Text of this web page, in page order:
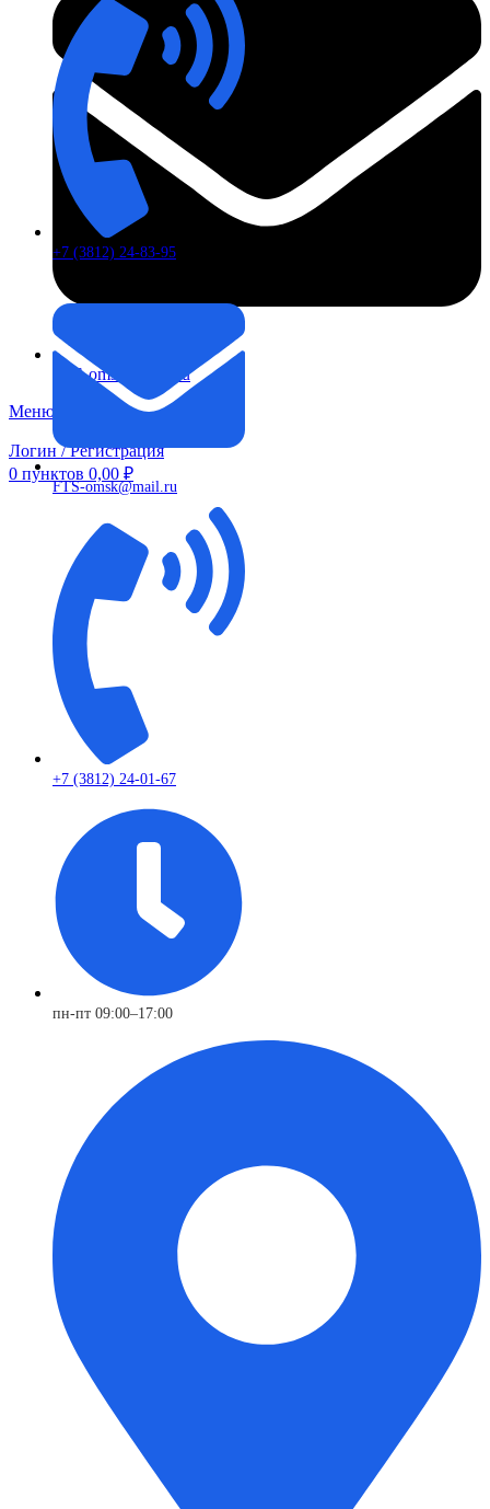
FTS-omsk@mail.ru
Меню
Логин / Регистрация
0 пунктов 0,00 ₽
+7 (3812) 24-83-95
FTS-omsk@mail.ru
+7 (3812) 24-01-67
пн-пт 09:00–17:00